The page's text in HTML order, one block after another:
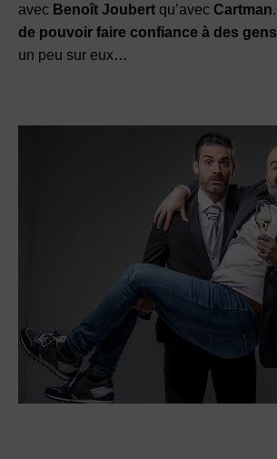
avec Benoît Joubert qu’avec Cartman.
de pouvoir faire confiance à des gens
un peu sur eux…